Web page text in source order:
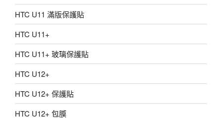
HTC U11 滿版保護貼
HTC U11+
HTC U11+ 玻璃保護貼
HTC U12+
HTC U12+ 保護貼
HTC U12+ 包膜